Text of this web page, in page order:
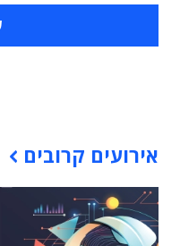
אירועים קרובים